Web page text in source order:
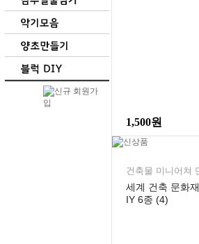
1,500원
건축물 미니어쳐
세계 건축 문화
IY 6종 (4)